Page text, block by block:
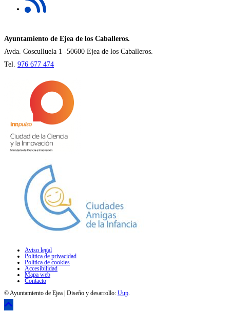
en
nueva
pestaña
Ayuntamiento de Ejea de los Caballeros.
Avda. Cosculluela 1 -50600 Ejea de los Caballeros.
Tel. 976 677 474
Aviso legal
Política de privacidad
Política de cookies
Accesibilidad
Mapa web
Contacto
© Ayuntamiento de Ejea | Diseño y desarrollo: Uup.